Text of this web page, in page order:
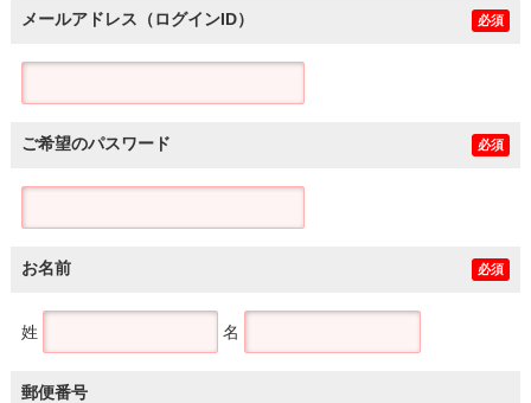
メールアドレス（ログインID） 必須
ご希望のパスワード 必須
お名前 必須
姓 名
郵便番号